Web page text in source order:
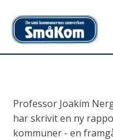
Professor Joakim
har skrivit en ny
kommuner - en